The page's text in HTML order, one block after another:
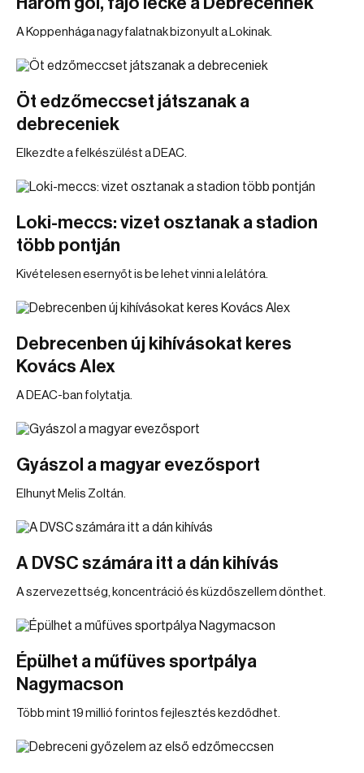
A Koppenhága nagy falatnak bizonyult a Lokinak.
Öt edzőmeccset játszanak a
debreceniek
Elkezdte a felkészülést a DEAC.
Loki-meccs: vizet osztanak a stadion
több pontján
Kivételesen esernyőt is be lehet vinni a lelátóra.
Debrecenben új kihívásokat keres
Kovács Alex
A DEAC-ban folytatja.
Gyászol a magyar evezősport
Elhunyt Melis Zoltán.
A DVSC számára itt a dán kihívás
A szervezettség, koncentráció és küzdőszellem dönthet.
Épülhet a műfüves sportpálya
Nagymacson
Több mint 19 millió forintos fejlesztés kezdődhet.